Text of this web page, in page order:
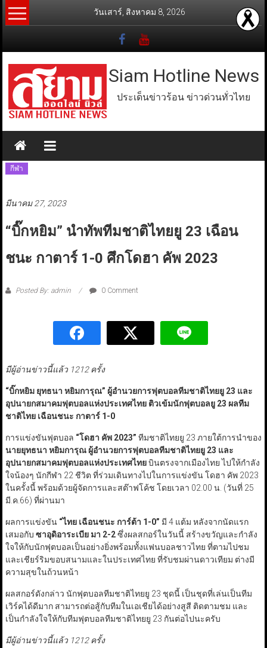
Skip
to
วันเสาร์, สิงหาคม 8, 2026
Siam Hotline News
ประเด็นข่าวร้อน ข่าวด่วนทั่วไทย
กีฬา
มีนาคม 27, 2023
“บิ๊กหยิม” นำทัพทีมชาติไทยยู 23 เฉือน
ชนะ กาตาร์ 1-0 ศึกโดฮา คัพ 2023
Posted By: admin 0 Comment
มีผู้อ่านข่าวนี้แล้ว 1212 ครั้ง
“บิ๊กหยิม ยุทธนา หยิมการุณ” ผู้อำนวยการฟุตบอลทีมชาติไทยยู 23 และ
อุปนายกสมาคมฟุตบอลแห่งประเทศไทย ติวเข้มนักฟุตบอลยู 23 ผลทีม
ชาติไทย เฉือนชนะ กาตาร์ 1-0
การแข่งขันฟุตบอล “โดฮา คัพ 2023” ทีมชาติไทยยู 23 ภายใต้การนำของ
นายยุทธนา หยิมการุณ ผู้อำนวยการฟุตบอลทีมชาติไทยยู 23 และ
อุปนายกสมาคมฟุตบอลแห่งประเทศไทยบินตรงจากเมืองไทย ไปให้กำลัง
ใจน้องๆ นักกีฬา 22 ชีวิต ที่ร่วมเดินทางไปในการแข่งขัน โดฮา คัพ 2023
ในครั้งนี้ พร้อมด้วยผู้จัดการและสต๊าฟโค้ช โดยเวลา 02.00 น. (วันที่ 25
มี.ค.66) ที่ผ่านมา
ผลการแข่งขัน “ไทย เฉือนชนะ การ์ต้า 1-0” มี 4 แต้ม หลังจากนัดแรก
เสมอกับ ซาอุดิอาระเบีย มา 2-2ซึ่งผลสกอร์ในวันนี้ สร้างขวัญและกำลัง
ใจให้กับนักฟุตบอลเป็นอย่างยิ่งพร้อมทั้งแฟนบอลชาวไทย ที่ตามไปชม
และเชียร์ริมขอบสนามและในประเทศไทย ที่รับชมผ่านดาวเทียม ต่างมี
ความสุขในถ้วนหน้า
ผลสกอร์ดังกล่าว นักฟุตบอลทีมชาติไทยยู 23 ชุดนี้ เป็นชุดที่เล่นเป็นทีม
เวิร์คได้ดีมาก สามารถต่อสู้กับทีมในเอเชียได้อย่างสูสี ติดตามชม และ
เป็นกำลังใจให้กับทีมฟุตบอลทีมชาติไทยยู 23 กันต่อไปนะครับ
มีผู้อ่านข่าวนี้แล้ว 1212 ครั้ง